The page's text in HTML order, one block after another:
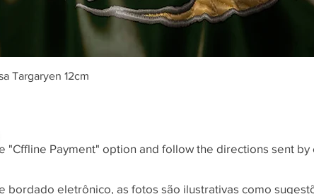
Targaryen 12cm
"Cffline Payment" option and follow the directions sent by
bordado eletrônico, as fotos são ilustrativas como